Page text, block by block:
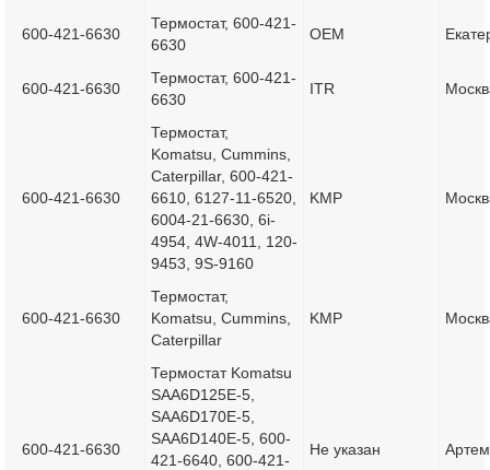
600-421-6630
Термостат, 600-421-
6630
OEM
600-421-6630
Термостат, 600-421-
6630
ITR
600-421-6630
Термостат,
Komatsu, Cummins,
Caterpillar, 600-421-
6610, 6127-11-6520,
6004-21-6630, 6i-
4954, 4W-4011, 120-
9453, 9S-9160
KMP
600-421-6630
Термостат,
Komatsu, Cummins,
Caterpillar
KMP
600-421-6630
Термостат Komatsu
SAA6D125E-5,
SAA6D170E-5,
SAA6D140E-5, 600-
421-6640, 600-421-
Не указан Артем